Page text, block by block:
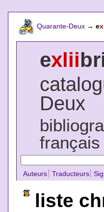
Quarante-Deux → e
exlii
Deux
français
Auteurs Traducteurs
liste